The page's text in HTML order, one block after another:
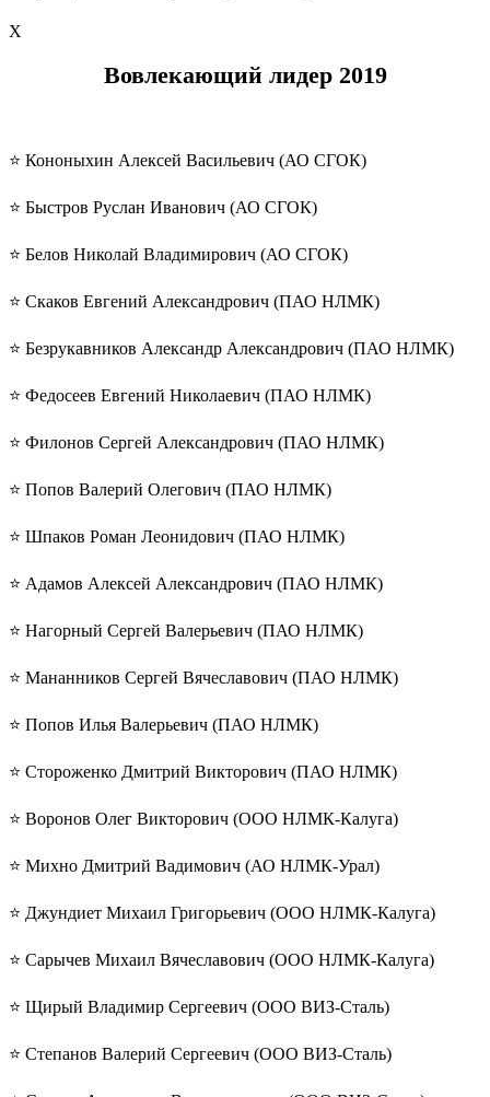
Х
Вовлекающий лидер 2019
⭐️ Кононыхин Алексей Васильевич (АО СГОК)
⭐️ Быстров Руслан Иванович (АО СГОК)
⭐️ Белов Николай Владимирович (АО СГОК)
⭐️ Скаков Евгений Александрович (ПАО НЛМК)
⭐️ Безрукавников Александр Александрович (ПАО НЛМК)
⭐️ Федосеев Евгений Николаевич (ПАО НЛМК)
⭐️ Филонов Сергей Александрович (ПАО НЛМК)
⭐️ Попов Валерий Олегович (ПАО НЛМК)
⭐️ Шпаков Роман Леонидович (ПАО НЛМК)
⭐️ Адамов Алексей Александрович (ПАО НЛМК)
⭐️ Нагорный Сергей Валерьевич (ПАО НЛМК)
⭐️ Мананников Сергей Вячеславович (ПАО НЛМК)
⭐️ Попов Илья Валерьевич (ПАО НЛМК)
⭐️ Стороженко Дмитрий Викторович (ПАО НЛМК)
⭐️ Воронов Олег Викторович (ООО НЛМК-Калуга)
⭐️ Михно Дмитрий Вадимович (АО НЛМК-Урал)
⭐️ Джундиет Михаил Григорьевич (ООО НЛМК-Калуга)
⭐️ Сарычев Михаил Вячеславович (ООО НЛМК-Калуга)
⭐️ Щирый Владимир Сергеевич (ООО ВИЗ-Сталь)
⭐️ Степанов Валерий Сергеевич (ООО ВИЗ-Сталь)